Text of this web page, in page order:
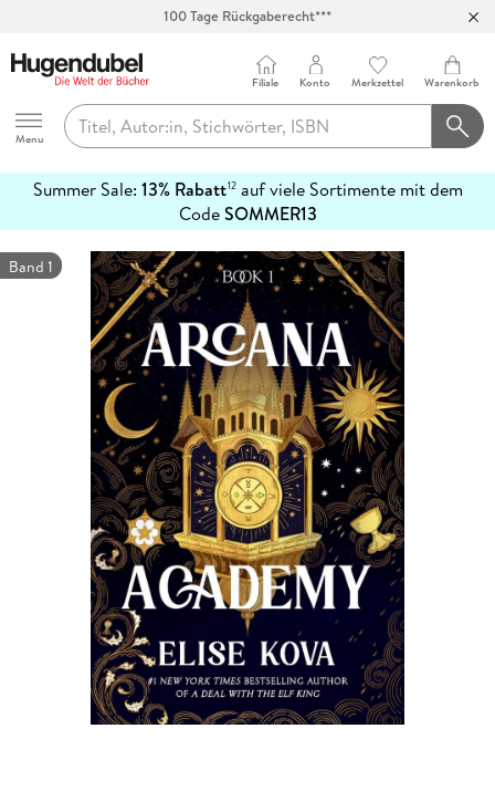
100 Tage Rückgaberecht***
Hugendubel
Menu
Filiale Konto Merkzettel Warenkorb
Summer Sale: 13% Rabatt12auf viele Sortimente mit dem
CodeSOMMER13
erfahren
Band 1